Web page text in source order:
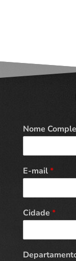
Nome
E-mail*
Cidade *